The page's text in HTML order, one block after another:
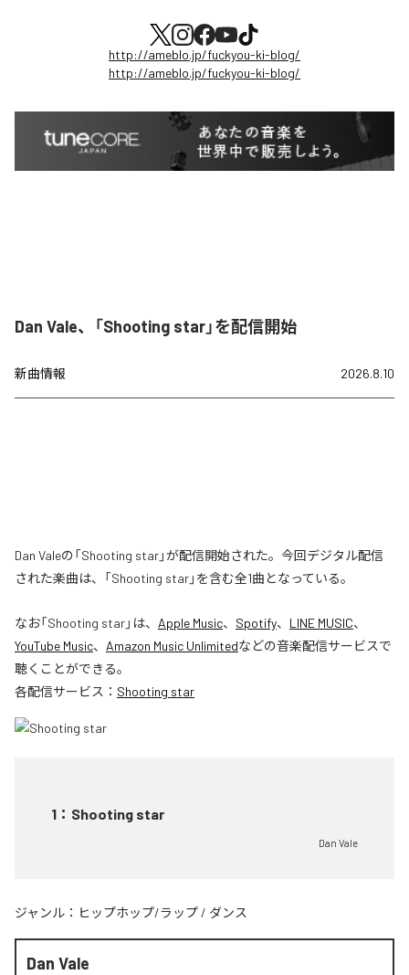
http://ameblo.jp/fuckyou-ki-blog/
http://ameblo.jp/fuckyou-ki-blog/
Dan Vale、「Shooting star」を配信開始
新曲情報 2026.8.10
Dan Valeの「Shooting star」が配信開始された。今回デジタル配信
された楽曲は、「Shooting star」を含む全1曲となっている。
なお「Shooting star」は、 Apple Music、 Spotify、 LINE MUSIC、
YouTube Music、 Amazon Music Unlimitedなどの音楽配信サービスで
聴くことができる。
各配信サービス： Shooting star
1 ： Shooting star
Dan Vale
ジャンル： ヒップホップ/ラップ / ダンス
Dan Vale